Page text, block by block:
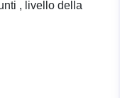
, livello della